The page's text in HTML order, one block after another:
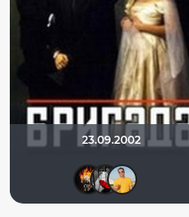
Фрэнк Пинатра
23.09.2002